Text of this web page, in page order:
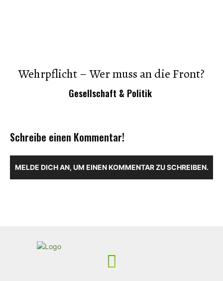
Wehrpflicht – Wer muss an die Front?
Gesellschaft & Politik
Schreibe einen Kommentar!
MELDE DICH AN, UM EINEN KOMMENTAR ZU SCHREIBEN.